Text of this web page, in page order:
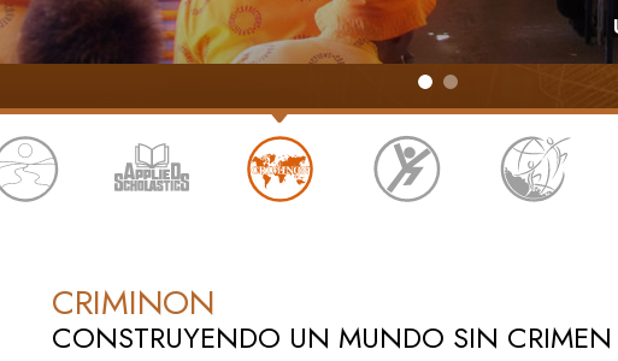
CRIMINON
CONSTRUYENDO UN MUNDO SIN CRIMEN